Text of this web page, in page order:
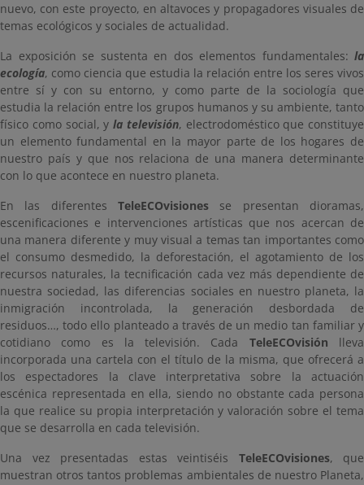
nuevo, con este proyecto, en altavoces y propagadores visuales de
temas ecológicos y sociales de actualidad.
La exposición se sustenta en dos elementos fundamentales: la
ecología, como ciencia que estudia la relación entre los seres vivos
entre sí y con su entorno, y como parte de la sociología que
estudia la relación entre los grupos humanos y su ambiente, tanto
físico como social, y la televisión, electrodoméstico que constituye
un elemento fundamental en la mayor parte de los hogares de
nuestro país y que nos relaciona de una manera determinante
con lo que acontece en nuestro planeta.
En las diferentes TeleECOvisiones se presentan dioramas,
escenificaciones e intervenciones artísticas que nos acercan de
una manera diferente y muy visual a temas tan importantes como
el consumo desmedido, la deforestación, el agotamiento de los
recursos naturales, la tecnificación cada vez más dependiente de
nuestra sociedad, las diferencias sociales en nuestro planeta, la
inmigración incontrolada, la generación desbordada de
residuos…, todo ello planteado a través de un medio tan familiar y
cotidiano como es la televisión. Cada TeleECOvisión lleva
incorporada una cartela con el título de la misma, que ofrecerá a
los espectadores la clave interpretativa sobre la actuación
escénica representada en ella, siendo no obstante cada persona
la que realice su propia interpretación y valoración sobre el tema
que se desarrolla en cada televisión.
Una vez presentadas estas veintiséis TeleECOvisiones, que
muestran otros tantos problemas ambientales de nuestro Planeta,